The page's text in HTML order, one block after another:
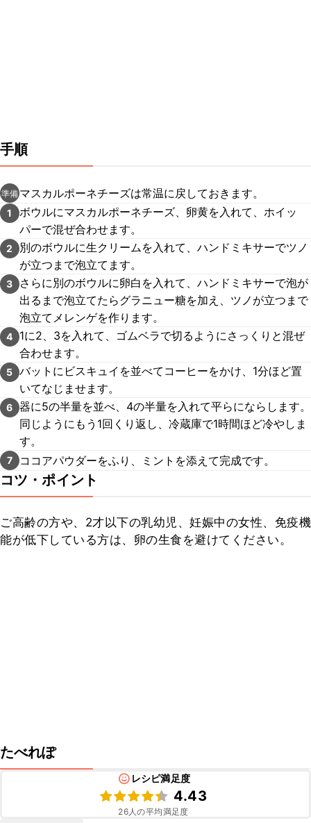
手順
準備 マスカルポーネチーズは常温に戻しておきます。
1
ボウルにマスカルポーネチーズ、卵黄を入れて、ホイッ
パーで混ぜ合わせます。
2
別のボウルに生クリームを入れて、ハンドミキサーでツノ
が立つまで泡立てます。
3
さらに別のボウルに卵白を入れて、ハンドミキサーで泡が
出るまで泡立てたらグラニュー糖を加え、ツノが立つまで
泡立てメレンゲを作ります。
4
1に2、3を入れて、ゴムベラで切るようにさっくりと混ぜ
合わせます。
5 バットにビスキュイを並べてコーヒーをかけ、1分ほど置
いてなじませます。
6 器に5の半量を並べ、4の半量を入れて平らにならします。
同じようにもう1回くり返し、冷蔵庫で1時間ほど冷やしま
す。
7 ココアパウダーをふり、ミントを添えて完成です。
コツ・ポイント
ご高齢の方や、2才以下の乳幼児、妊娠中の女性、免疫機
能が低下している方は、卵の生食を避けてください。
たべれぽ
レシピ満足度
4.43
26人の平均満足度